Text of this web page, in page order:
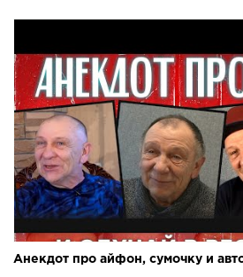
Анекдот про айфон, сумочку и